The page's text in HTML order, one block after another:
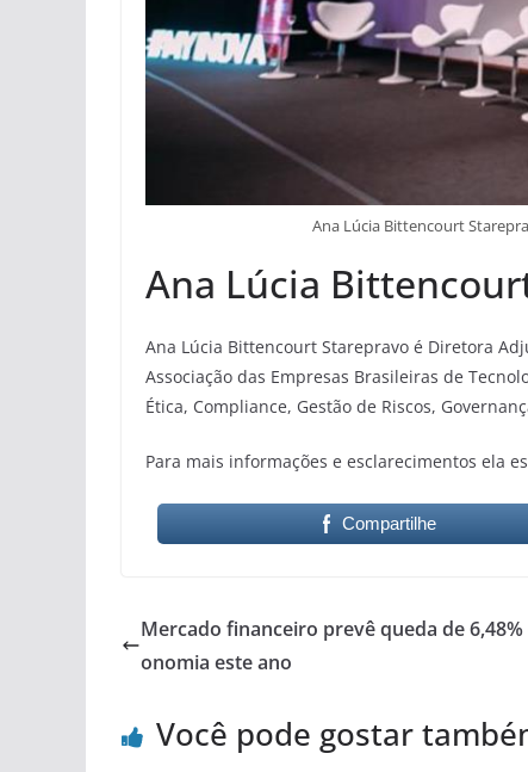
Ana Lúcia Bittencourt
Ana Lúcia
Ana Lúcia Bittencourt Starepravo é Diretora
Associação das Empresas Brasileiras de
Ética, Compliance, Gestão de Riscos,
Para mais informações e esclarecimentos ela
Compartilhe
Mercado financeiro prevê queda de 6,48%
onomia este ano
Você pode gostar